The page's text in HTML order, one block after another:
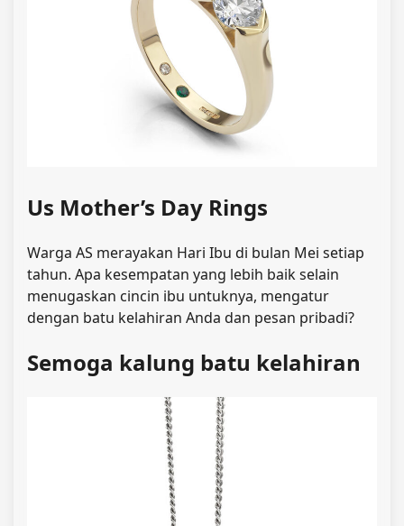
Us Mother’s Day Rings
Warga AS merayakan Hari Ibu di bulan Mei setiap
tahun. Apa kesempatan yang lebih baik selain
menugaskan cincin ibu untuknya, mengatur
dengan batu kelahiran Anda dan pesan pribadi?
Semoga kalung batu kelahiran